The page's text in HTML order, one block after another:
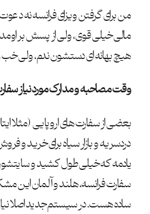
من برای گرفتن ویزای فرانسه نه
مالی خیلی قوی، ولی از پسش بر اومدم
هیچ بهانه ای دستشون ندم، ولی خب
وقت مصاحبه و مدارک مورد نیاز
بعضی از سفارت های اروپایی (مثلا
دردسریه و بازار سیاه برای خرید و
یادمه که خیلی طول کشید و
سفارت فرانسه، هلند و آلمان این
ساده هست. در سیستم جدید اصلا